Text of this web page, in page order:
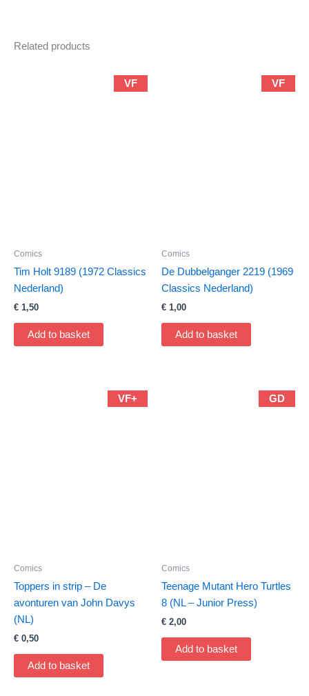
quantity
Related products
VF
Comics
Tim Holt 9189 (1972 Classics
Nederland)
€ 1,50
Add to basket
VF
Comics
De Dubbelganger 2219 (1969
Classics Nederland)
€ 1,00
Add to basket
VF+
Comics
Toppers in strip – De
avonturen van John Davys
(NL)
€ 0,50
Add to basket
GD
Comics
Teenage Mutant Hero Turtles
8 (NL – Junior Press)
€ 2,00
Add to basket